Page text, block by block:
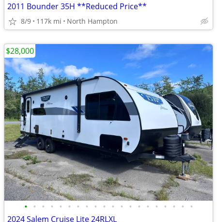
2011 Bounder 35H **Reduced Price**
8/9 117k mi North Hampton
• • • • • • • • • • • • • • • • • • • •
2024 Salem Cruise Lite 24RLXL
$28,000